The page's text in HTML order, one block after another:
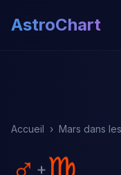
AstroChart
Accueil › Mars dans
+